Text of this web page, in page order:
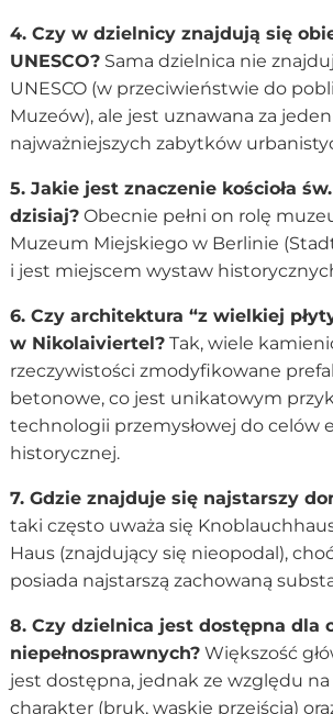
4. Czy w dzielnicy znajdują się
UNESCO?Sama dzielnica nie
UNESCO (w przeciwieństwie do
Muzeów), ale jest uznawana za
najważniejszych zabytków
5. Jakie jest znaczenie kościoła
dzisiaj?Obecnie pełni on rolę
Muzeum Miejskiego w Berlinie
i jest miejscem wystaw
6. Czy architektura “z wielkiej
w Nikolaiviertel?Tak, wiele
rzeczywistości zmodyfikowane
betonowe, co jest unikatowym
technologii przemysłowej do celów
historycznej.
7. Gdzie znajduje się najstarszy
taki często uważa się
Haus (znajdujący się nieopodal),
posiada najstarszą zachowaną
8. Czy dzielnica jest dostępna dla
niepełnosprawnych?Większość
jest dostępna, jednak ze względu
charakter (bruk, wąskie przejścia)